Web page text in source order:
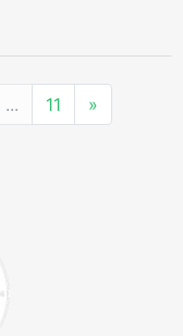
... 11 »